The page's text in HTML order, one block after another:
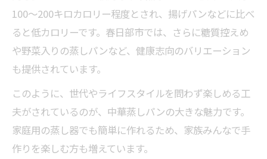
100～200キロカロリー程度とされ、揚げパンなどに比べ
ると低カロリーです。春日部市では、さらに糖質控えめ
や野菜入りの蒸しパンなど、健康志向のバリエーション
も提供されています。
このように、世代やライフスタイルを問わず楽しめる工
夫がされているのが、中華蒸しパンの大きな魅力です。
家庭用の蒸し器でも簡単に作れるため、家族みんなで手
作りを楽しむ方も増えています。